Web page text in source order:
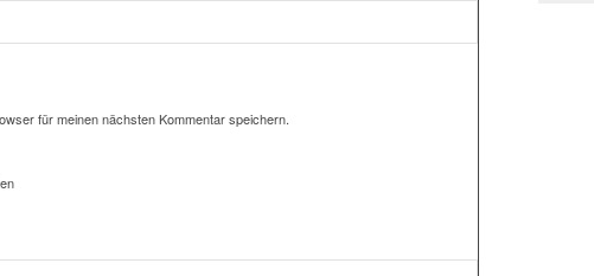
für meinen nächsten Kommentar speichern.